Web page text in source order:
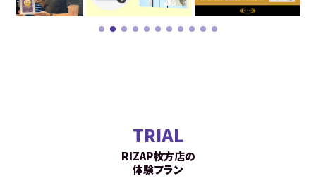
TRIAL
RIZAP枚方店の
体験プラン